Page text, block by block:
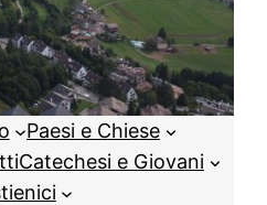
Paesi e Chiese
Catechesi e Giovani